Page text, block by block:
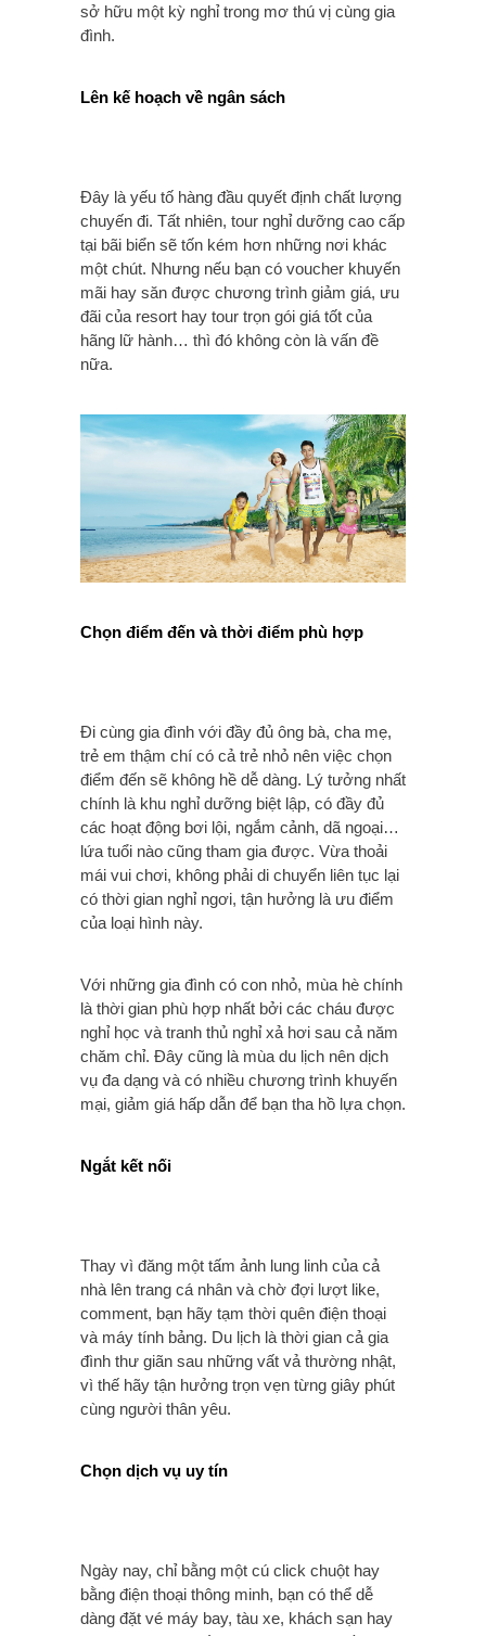
sở hữu một kỳ nghỉ trong mơ thú vị cùng gia
đình.
Lên kế hoạch về ngân sách
Đây là yếu tố hàng đầu quyết định chất lượng
chuyến đi. Tất nhiên, tour nghỉ dưỡng cao cấp
tại bãi biển sẽ tốn kém hơn những nơi khác
một chút. Nhưng nếu bạn có voucher khuyến
mãi hay săn được chương trình giảm giá, ưu
đãi của resort hay tour trọn gói giá tốt của
hãng lữ hành… thì đó không còn là vấn đề
nữa.
Chọn điểm đến và thời điểm phù hợp
Đi cùng gia đình với đầy đủ ông bà, cha mẹ,
trẻ em thậm chí có cả trẻ nhỏ nên việc chọn
điểm đến sẽ không hề dễ dàng. Lý tưởng nhất
chính là khu nghỉ dưỡng biệt lập, có đầy đủ
các hoạt động bơi lội, ngắm cảnh, dã ngoại…
lứa tuổi nào cũng tham gia được. Vừa thoải
mái vui chơi, không phải di chuyển liên tục lại
có thời gian nghỉ ngơi, tận hưởng là ưu điểm
của loại hình này.
Với những gia đình có con nhỏ, mùa hè chính
là thời gian phù hợp nhất bởi các cháu được
nghỉ học và tranh thủ nghỉ xả hơi sau cả năm
chăm chỉ. Đây cũng là mùa du lịch nên dịch
vụ đa dạng và có nhiều chương trình khuyến
mại, giảm giá hấp dẫn để bạn tha hồ lựa chọn.
Ngắt kết nối
Thay vì đăng một tấm ảnh lung linh của cả
nhà lên trang cá nhân và chờ đợi lượt like,
comment, bạn hãy tạm thời quên điện thoại
và máy tính bảng. Du lịch là thời gian cả gia
đình thư giãn sau những vất vả thường nhật,
vì thế hãy tận hưởng trọn vẹn từng giây phút
cùng người thân yêu.
Chọn dịch vụ uy tín
Ngày nay, chỉ bằng một cú click chuột hay
bằng điện thoại thông minh, bạn có thể dễ
dàng đặt vé máy bay, tàu xe, khách sạn hay